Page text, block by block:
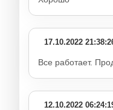
17.10.2022
Все работает.
12.10.2022